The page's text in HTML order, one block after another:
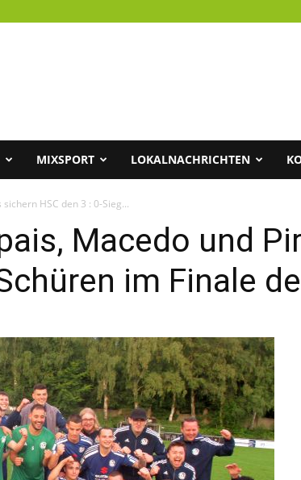
MIXSPORT LOKALNACHRICHTEN
HSC den 3 : 0-Sieg...
Macedo und
im Finale